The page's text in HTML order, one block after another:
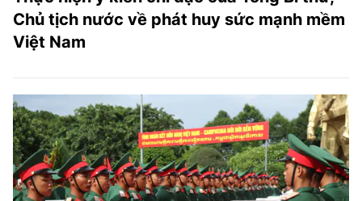
Chủ tịch nước về phát huy sức mạnh mềm
Việt Nam